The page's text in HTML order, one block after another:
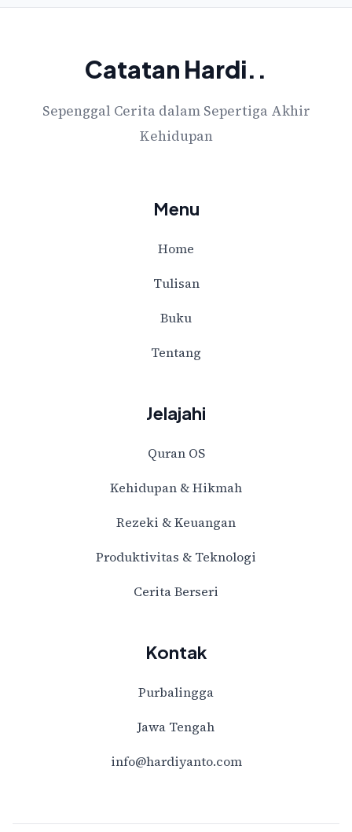
Catatan Hardi..
Sepenggal Cerita dalam Sepertiga Akhir
Kehidupan
Menu
Home
Tulisan
Buku
Tentang
Jelajahi
Quran OS
Kehidupan & Hikmah
Rezeki & Keuangan
Produktivitas & Teknologi
Cerita Berseri
Kontak
Purbalingga
Jawa Tengah
info@hardiyanto.com